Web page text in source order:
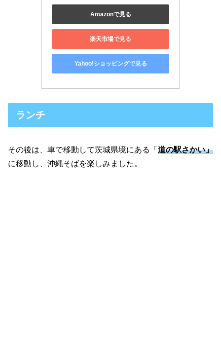
Amazonで見る
楽天市場で見る
Yahoo!ショッピングで見る
ランチ
その後は、車で移動して茨城県境にある「 道の駅さかい」
に移動し、沖縄そばを楽しみました。